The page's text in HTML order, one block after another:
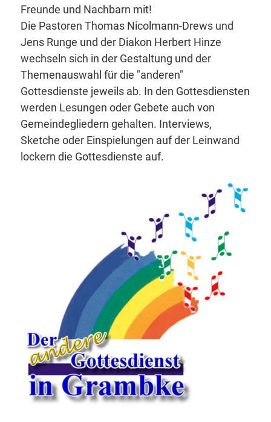
Freunde und Nachbarn mit!
Die Pastoren Thomas Nicolmann-Drews und
Jens Runge und der Diakon Herbert Hinze
wechseln sich in der Gestaltung und der
Themenauswahl für die "anderen"
Gottesdienste jeweils ab. In den Gottesdiensten
werden Lesungen oder Gebete auch von
Gemeindegliedern gehalten. Interviews,
Sketche oder Einspielungen auf der Leinwand
lockern die Gottesdienste auf.